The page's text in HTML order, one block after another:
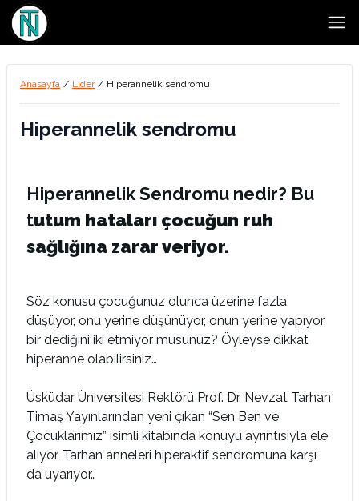
Anasayfa / Lider / Hiperannelik sendromu
Hiperannelik sendromu
Hiperannelik Sendromu nedir? Bu
tutum hataları çocuğun ruh
sağlığına zarar veriyor.
Söz konusu çocuğunuz olunca üzerine fazla
düşüyor, onu yerine düşünüyor, onun yerine yapıyor
bir dediğini iki etmiyor musunuz? Öyleyse dikkat
hiperanne olabilirsiniz…
Üsküdar Üniversitesi Rektörü Prof. Dr. Nevzat Tarhan
Timaş Yayınlarından yeni çıkan “Sen Ben ve
Çocuklarımız” isimli kitabında konuyu ayrıntısıyla ele
alıyor. Tarhan anneleri hiperaktif sendromuna karşı
da uyarıyor…